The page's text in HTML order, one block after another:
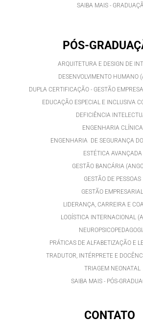
SAIBA MAIS -
PÓS-
ARQUITETURA E DESIGN DE
DESENVOLVIMENTO HUMANO
DUPLA CERTIFICAÇÃO - GESTÃO
EDUCAÇÃO ESPECIAL E INCLUSIVA
DEFICIÊNCIA
ENGENHARIA CLÍNICA
ENGENHARIA DE SEGURANÇA
ESTÉTICA AVANÇADA
GESTÃO BANCÁRIA
GESTÃO DE PESSOAS
GESTÃO EMPRESARIAL
LIDERANÇA, CARREIRA E
LOGÍSTICA INTERNACIONAL
PRÁTICAS DE ALFABETIZAÇÃO E
TRADUTOR, INTÉRPRETE E
TRIAGEM NEONATAL
SAIBA MAIS - PÓS-
CONTATO